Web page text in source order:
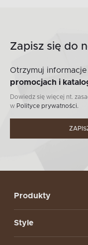
Zapisz się do
Otrzymuj
promocjach i
Dowiedz się więcej nt.
w Polityce prywatności.
Produkty
Style